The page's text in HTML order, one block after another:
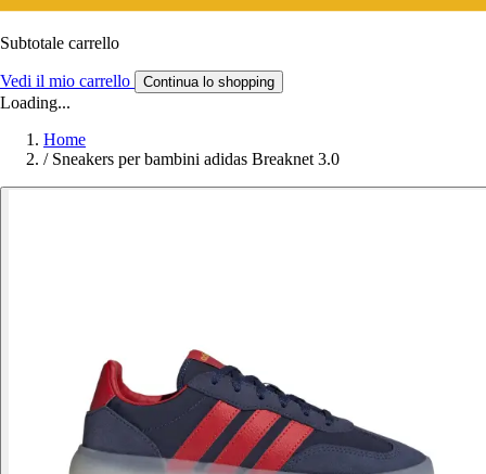
Subtotale carrello
Vedi il mio carrello Continua lo shopping
Loading...
Home
/ Sneakers per bambini adidas Breaknet 3.0